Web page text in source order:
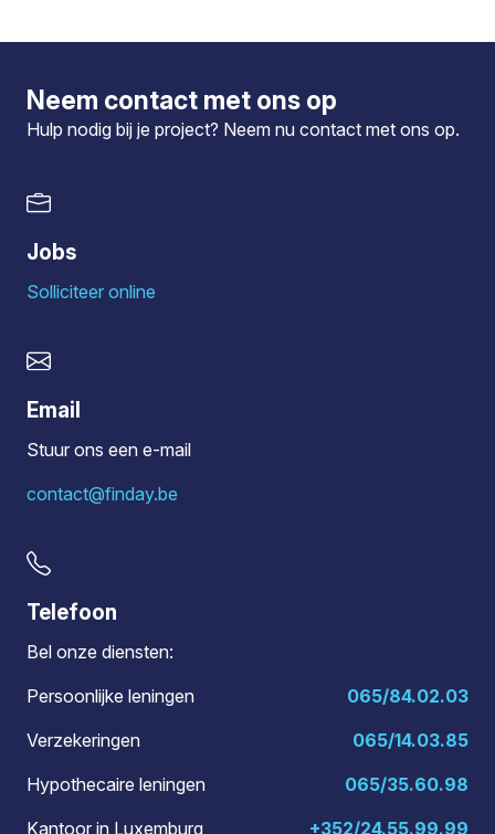
Neem contact met ons op
Hulp nodig bij je project? Neem nu contact met ons op.
Jobs
Solliciteer online
Email
Stuur ons een e-mail
contact@finday.be
Telefoon
Bel onze diensten:
Persoonlijke leningen
065/84.02.03
Verzekeringen
065/14.03.85
Hypothecaire leningen
065/35.60.98
Kantoor in Luxemburg
+352/24.55.99.99